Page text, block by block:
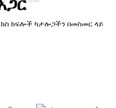
ክፍሎች ካታሎጋችን በመስመር ላይ